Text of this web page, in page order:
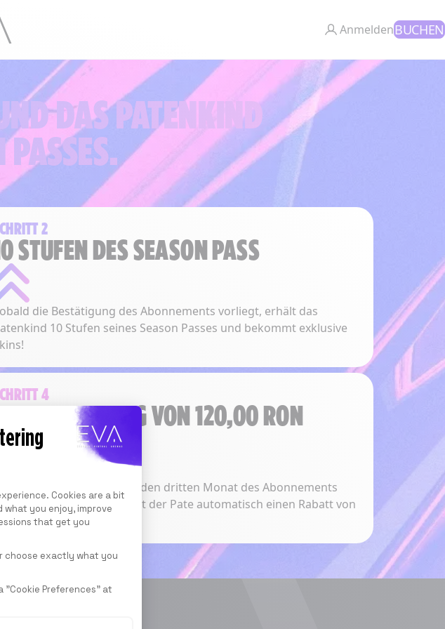
Personalize Your Options
Cookies are a bit
you enjoy, improve
that get you
choose exactly what you
"Cookie Preferences" at
AnmeldenBUCHEN
DAS PATENKIND
PASSES.
2
STUFEN DES SEASON PASS
die Bestätigung des Abonnements vorliegt, erhält das
10 Stufen seines Season Passes und bekommt exklusive
4
VERKLEINERUNG VON 120,00 RON
Auf die Monatsrate, die auf den dritten Monat des Abonnements
Patenkindes folgt, erhält der Pate automatisch einen Rabatt von
RON.